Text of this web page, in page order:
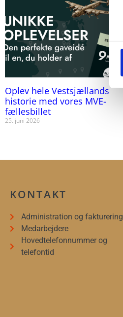
Oplev hele Vestsjællands
historie med vores MVE-
fællesbillet
25. juni 2026
KONTAKT
Administration og fakturering
Medarbejdere
Hovedtelefonnummer og
telefontid